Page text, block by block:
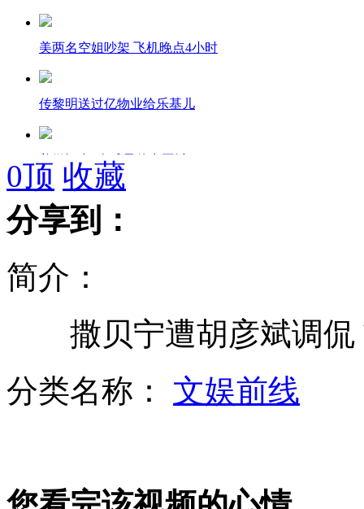
美两名空姐吵架 飞机晚点4小时
传黎明送过亿物业给乐基儿
美媒评出“全球最佳中国城”
莱温斯基出书向克林顿“复仇”
大一新生每天往家打十几个电话求助
朱莉婚礼 亲哥哥当伴娘
山西运城恶犬咬伤多人 警民合力深夜将其击毙
0顶 收藏
分享到：
简介：
撒贝宁遭胡彦斌调侃
分类名称： 文娱前线